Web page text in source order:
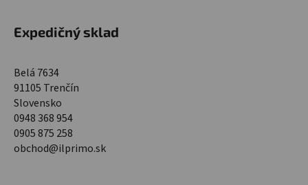
Expedičný sklad
Belá 7634
91105 Trenčín
Slovensko
0948 368 954
0905 875 258
obchod@ilprimo.sk